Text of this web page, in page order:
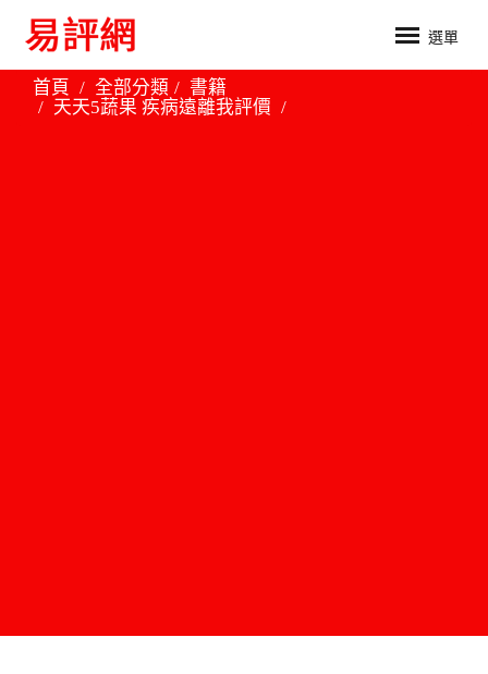
選單
首頁 全部分類
書籍
天天5蔬果 疾病遠離我評價